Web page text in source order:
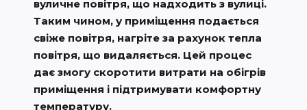
вуличне повітря, що надходить з вулиці.
Таким чином, у приміщення подається
свіже повітря, нагріте за рахунок тепла
повітря, що видаляється. Цей процес
дає змогу скоротити витрати на обігрів
приміщення і підтримувати комфортну
температуру.